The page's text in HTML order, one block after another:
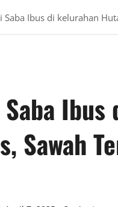
Saba Ibus di kelurahan
Sawah